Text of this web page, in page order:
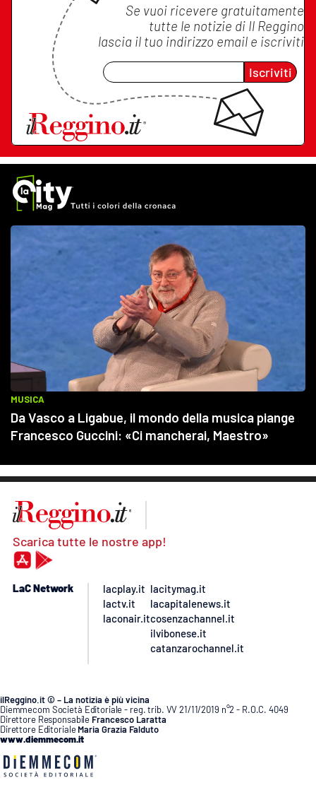
Se vuoi ricevere gratuitamente
tutte le notizie di Il Reggino
lascia il tuo indirizzo email e iscriviti
Iscriviti
Scarica tutte le nostre app!
LaC Network
lacplay.it
lactv.it
laconair.it
lacitymag.it
lacapitalenews.it
cosenzachannel.it
ilvibonese.it
catanzarochannel.it
ilReggino.it © – La notizia è più vicina
Diemmecom Società Editoriale - reg. trib. VV 21/11/2019 n°2 - R.O.C. 4049
Direttore Responsabile Francesco Laratta
Direttore Editoriale Maria Grazia Falduto
www.diemmecom.it